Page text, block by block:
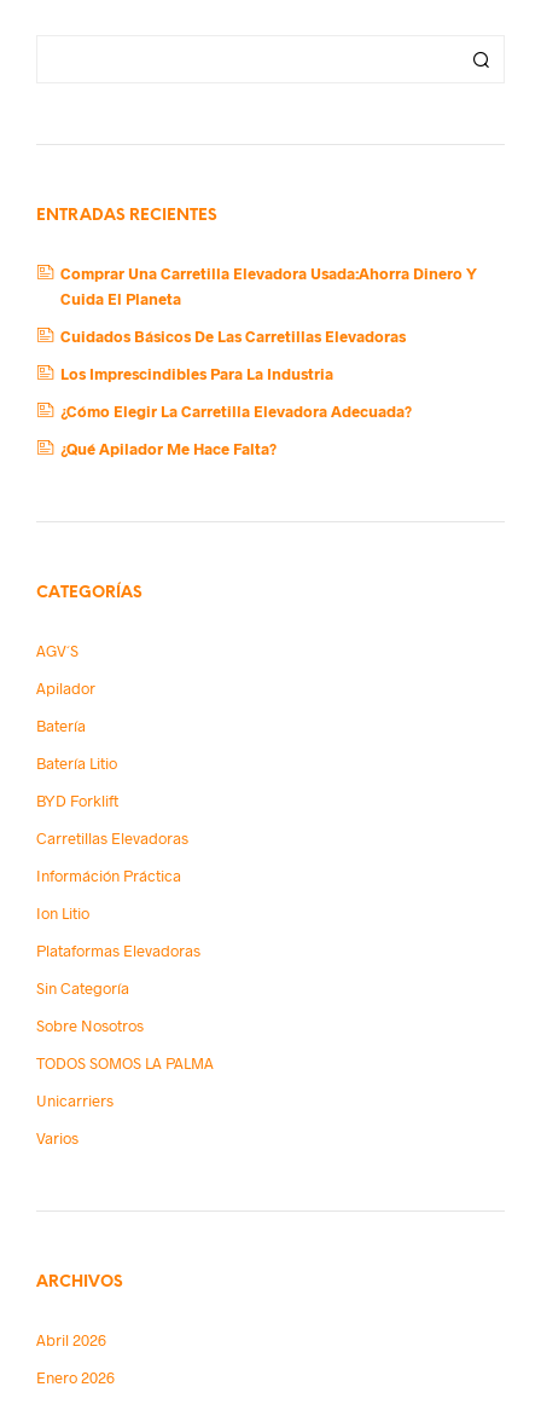
ENTRADAS RECIENTES
Comprar Una Carretilla Elevadora Usada:Ahorra Dinero Y
Cuida El Planeta
Cuidados Básicos De Las Carretillas Elevadoras
Los Imprescindibles Para La Industria
¿Cómo Elegir La Carretilla Elevadora Adecuada?
¿Qué Apilador Me Hace Falta?
CATEGORÍAS
AGV´s
Apilador
Batería
Batería Litio
BYD Forklift
Carretillas Elevadoras
Információn Práctica
Ion Litio
Plataformas Elevadoras
Sin Categoría
Sobre Nosotros
TODOS SOMOS LA PALMA
Unicarriers
Varios
ARCHIVOS
Abril 2026
Enero 2026